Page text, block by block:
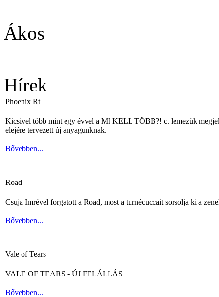
Ákos
Hírek
Phoenix Rt
Kicsivel több mint egy évvel a MI KELL TÖBB?! c. lemezük
elejére tervezett új anyagunknak.
Bővebben...
Road
Csuja Imrével forgatott a Road, most a turnécuccait sorsolja ki a
Bővebben...
Vale of Tears
VALE OF TEARS - ÚJ FELÁLLÁS
Bővebben...